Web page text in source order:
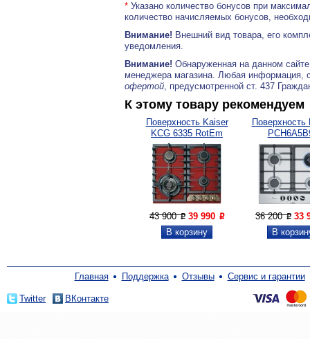
* Указано количество бонусов при
количество начисляемых бонусов,
Внимание! Внешний вид товара, его
уведомления.
Внимание! Обнаруженная на данном
менеджера магазина. Любая информация,
офертой, предусмотренной ст. 437
К этому товару рекомендуем
Поверхность Kaiser
KCG 6335 RotEm
Turbo
43 900P 39 990 P
Поверхность
36 200P 33
Главная Поддержка Отзывы Сервис и гарантии
Twitter ВКонтакте